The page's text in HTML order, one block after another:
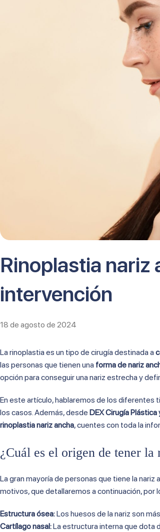
Rinoplastia nariz
intervención
18 de agosto de 2024
La rinoplastia es un tipo de cirugía destinada a
las personas que tienen una forma de nariz
opción para conseguir una nariz estrecha y
En este artículo, hablaremos de los diferentes
los casos. Además, desde DEX Cirugía
rinoplastia nariz ancha, cuentes con toda la
¿Cuál es el origen de tener la
La gran mayoría de personas que tiene la nariz
motivos, que detallaremos a continuación, por
Estructura ósea:Los huesos de la nariz son
Cartílago nasal:La estructura interna que dota